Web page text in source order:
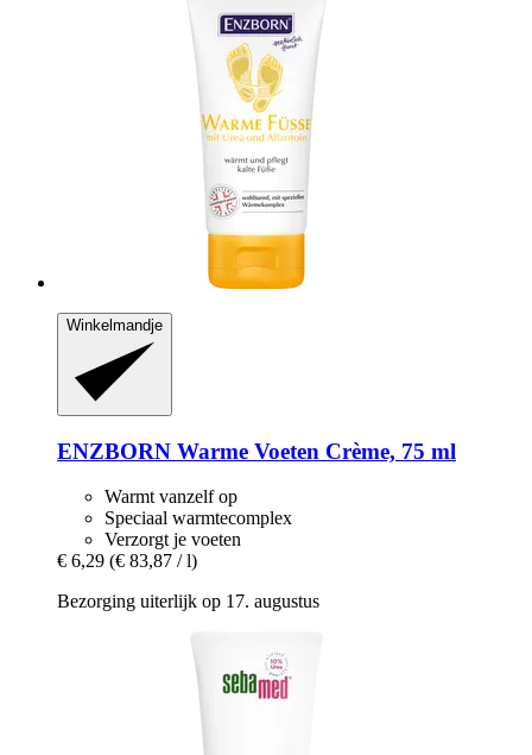
Winkelmandje
ENZBORN Warme Voeten Crème, 75 ml
Warmt vanzelf op
Speciaal warmtecomplex
Verzorgt je voeten
€ 6,29 (€ 83,87 / l)
Bezorging uiterlijk op 17. augustus